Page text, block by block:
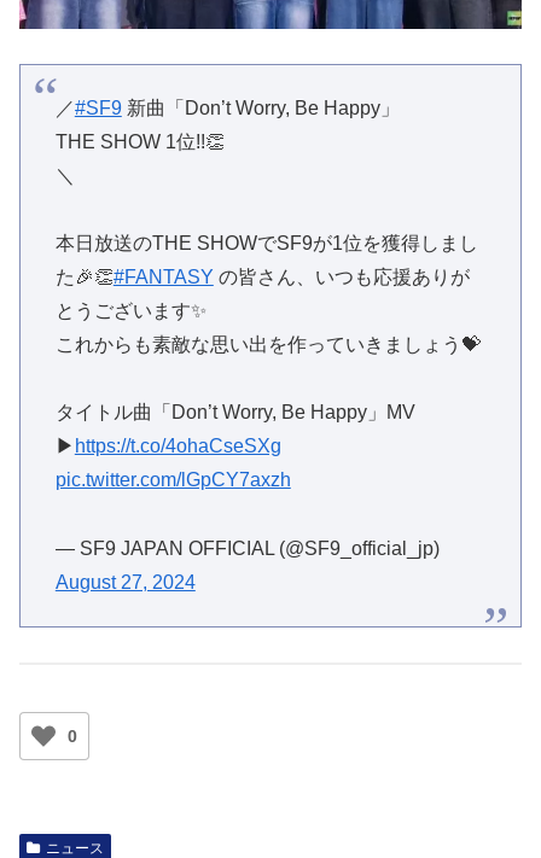
／#SF9新曲「Don’t Worry, Be Happy」
THE SHOW 1位!!👏
＼
本日放送のTHE SHOWでSF9が1位を獲得しまし
た🎉👏#FANTASY の皆さん、いつも応援ありが
とうございます✨
これからも素敵な思い出を作っていきましょう💝
タイトル曲「Don’t Worry, Be Happy」MV
▶︎ https://t.co/4ohaCseSXg
pic.twitter.com/lGpCY7axzh
— SF9 JAPAN OFFICIAL (@SF9_official_jp)
August 27, 2024
0
ニュース